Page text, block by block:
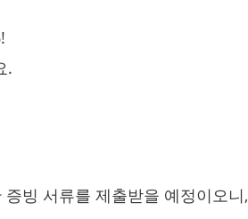
.
빙 서류를 제출받을 예정이오니,